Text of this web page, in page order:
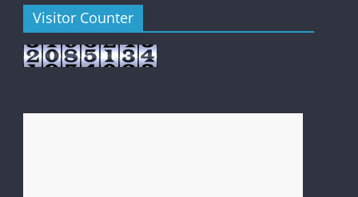
Visitor Counter